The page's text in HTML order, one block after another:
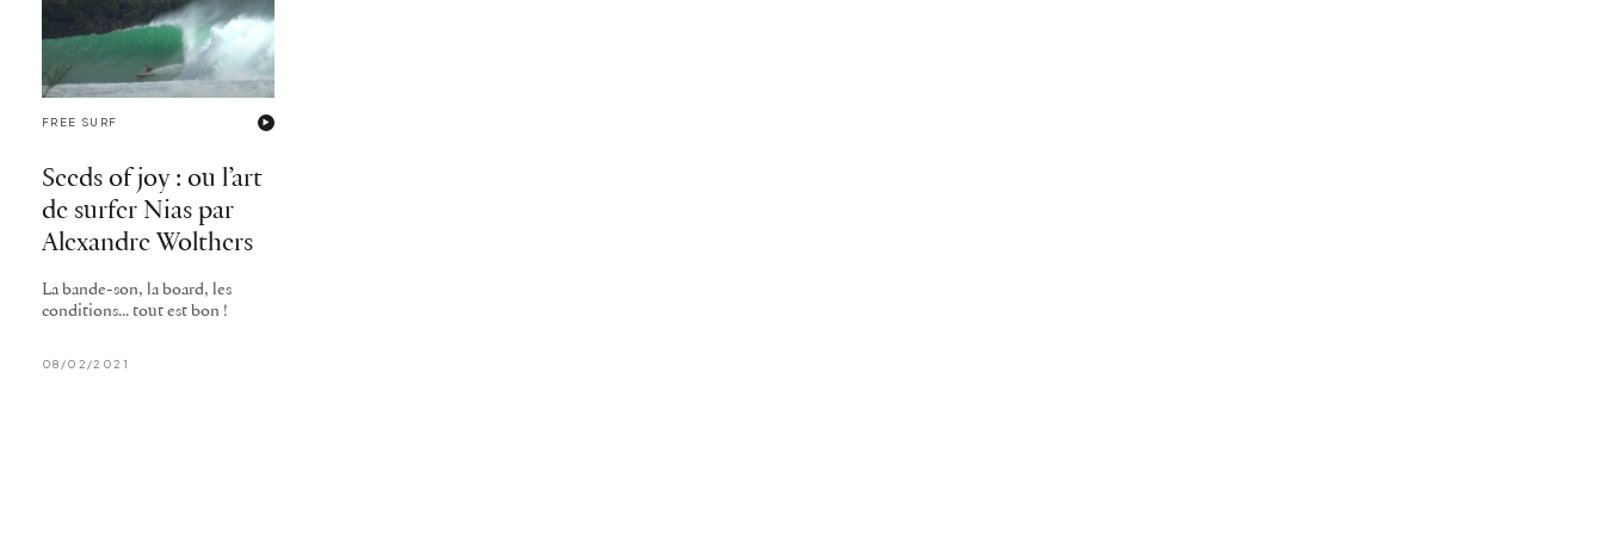
FREE SURF
Seeds of joy : ou l’art
de surfer Nias par
Alexandre Wolthers
La bande-son, la board, les
conditions... tout est bon !
08/02/2021